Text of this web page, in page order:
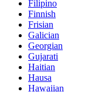
Filipino
Finnish
Frisian
Galician
Georgian
Gujarati
Haitian
Hausa
Hawaiian